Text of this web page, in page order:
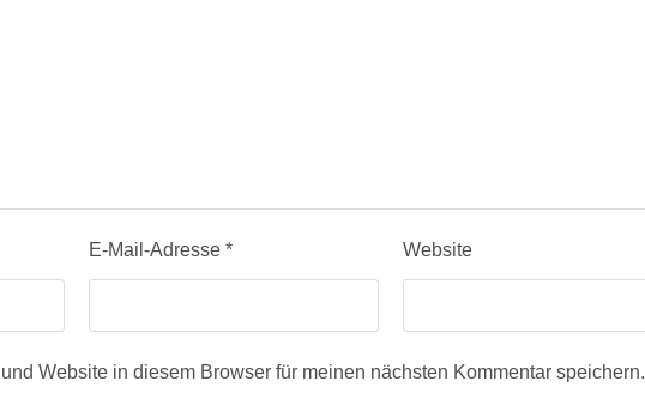
E-Mail-Adresse* Website
Website in diesem Browser für meinen nächsten Kommentar speichern.